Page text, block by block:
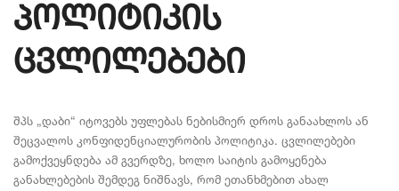
პოლიტიკის
ცვლილებები
შპს „დაბი“ იტოვებს უფლებას ნებისმიერ დროს განაახლოს ან
შეცვალოს კონფიდენციალურობის პოლიტიკა. ცვლილებები
გამოქვეყნდება ამ გვერდზე, ხოლო საიტის გამოყენება
განახლებების შემდეგ ნიშნავს, რომ ეთანხმებით ახალ